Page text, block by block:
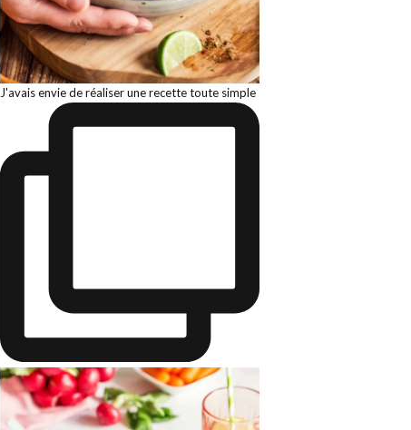
J'avais envie de réaliser une recette toute simple